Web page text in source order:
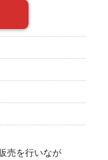
売を行いなが